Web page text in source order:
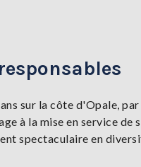
sur la côte d'Opale,
à la mise en service
spectaculaire en